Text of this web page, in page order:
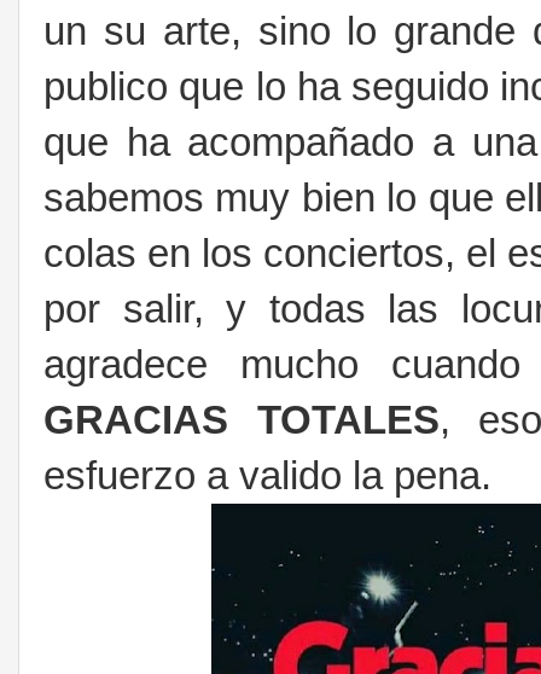
un su arte, sino lo grande
publico que lo ha seguido
que ha acompañado a
sabemos muy bien lo que
colas en los conciertos, el
por salir, y todas las
agradece mucho
GRACIAS
TOTALES,
esfuerzo a valido la pena.